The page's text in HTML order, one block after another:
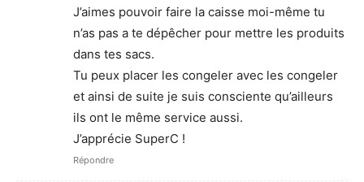
J’aimes pouvoir faire la caisse moi-même tu
n’as pas a te dépêcher pour mettre les produits
dans tes sacs.
Tu peux placer les congeler avec les congeler
et ainsi de suite je suis consciente qu’ailleurs
ils ont le même service aussi.
J’apprécie SuperC !
Répondre